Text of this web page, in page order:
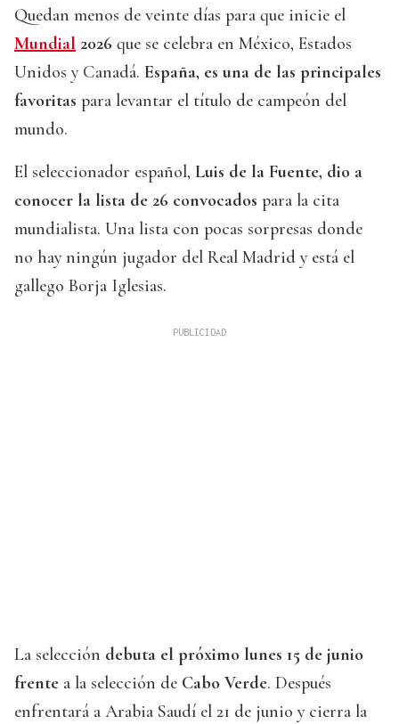
Quedan menos de veinte días para que inicie el
Mundial 2026 que se celebra en México, Estados
Unidos y Canadá. España, es una de las principales
favoritas para levantar el título de campeón del
mundo.
El seleccionador español, Luis de la Fuente, dio a
conocer la lista de 26 convocados para la cita
mundialista. Una lista con pocas sorpresas donde
no hay ningún jugador del Real Madrid y está el
gallego Borja Iglesias.
La selección debuta el próximo lunes 15 de junio
frente a la selección de Cabo Verde. Después
enfrentará a Arabia Saudí el 21 de junio y cierra la